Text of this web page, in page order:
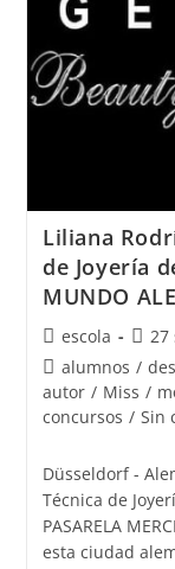
Liliana
de Joyería
MUNDO
Autor
de
la
entrada:
escola
de
la
27
Categoría
de
la
alumnos /
autor / Miss /
concursos / Sin
Düsseldorf -
Técnica de
PASARELA
esta ciudad